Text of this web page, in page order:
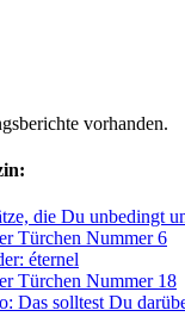
vorhanden.
die Du unbedingt
Türchen Nummer 6
éternel
Türchen Nummer 18
Das solltest Du